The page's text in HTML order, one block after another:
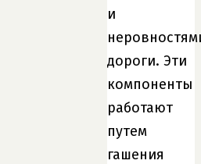
и
дороги. Эти
компоненты
работают
путем
гашения